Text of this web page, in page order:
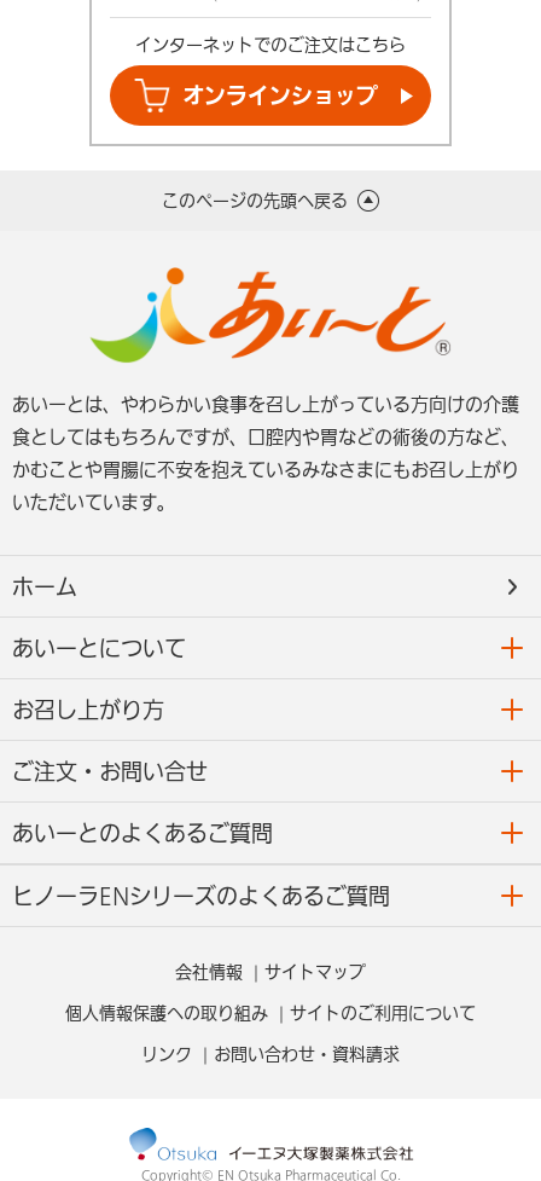
インターネットでのご注文はこちら
オンラインショップ
このページの先頭へ戻る
あいーとは、やわらかい食事を召し上がっている方向けの介護
食としてはもちろんですが、口腔内や胃などの術後の方など、
かむことや胃腸に不安を抱えているみなさまにもお召し上がり
いただいています。
ホーム
あいーとについて
お召し上がり方
ご注文・お問い合せ
あいーとのよくあるご質問
ヒノーラENシリーズのよくあるご質問
会社情報 サイトマップ
個人情報保護への取り組み サイトのご利用について
リンク お問い合わせ・資料請求
Copyright© EN Otsuka Pharmaceutical Co.